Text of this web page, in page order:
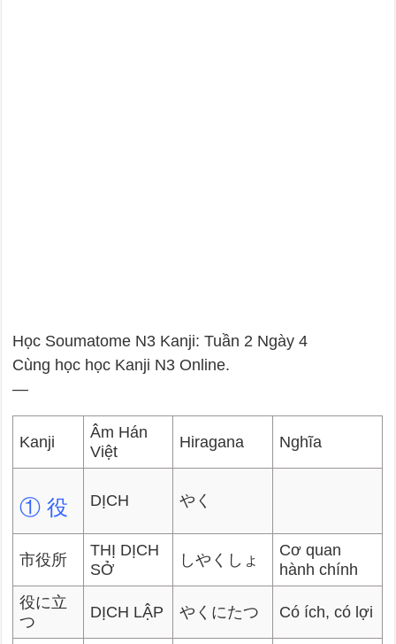
Học Soumatome N3 Kanji: Tuần 2 Ngày 4
Cùng học học Kanji N3 Online.
—
Kanji
Âm Hán
Việt
Hiragana Nghĩa
① 役 DỊCH やく
市役所
THỊ DỊCH
SỞ
しやくしょ
Cơ quan
hành chính
役に立
つ
DỊCH LẬP やくにたつ Có ích, có lợi